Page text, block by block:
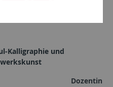
Kalligraphie und
Dozentin